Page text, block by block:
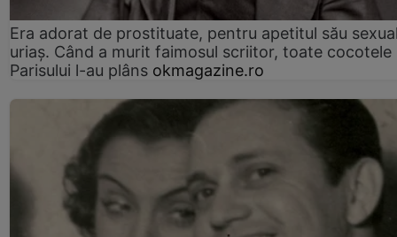
Era adorat de prostituate, pentru apetitul său
uriaș. Când a murit faimosul scriitor, toate cocotele
Parisului l-au plâns okmagazine.ro